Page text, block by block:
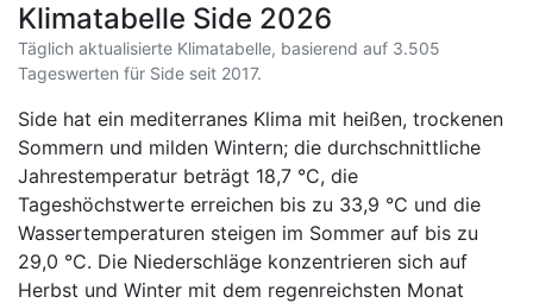
Klimatabelle Side 2026
Täglich aktualisierte Klimatabelle, basierend auf 3.505
Tageswerten für Side seit 2017.
Side hat ein mediterranes Klima mit heißen, trockenen
Sommern und milden Wintern; die durchschnittliche
Jahrestemperatur beträgt 18,7 °C, die
Tageshöchstwerte erreichen bis zu 33,9 °C und die
Wassertemperaturen steigen im Sommer auf bis zu
29,0 °C. Die Niederschläge konzentrieren sich auf
Herbst und Winter mit dem regenreichsten Monat